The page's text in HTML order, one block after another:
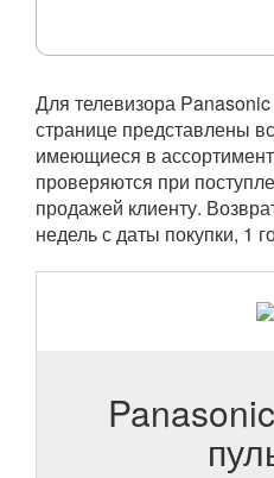
Для телевизора
странице представлены
имеющиеся в
проверяются при
продажей клиенту.
недель с даты покупки, 1